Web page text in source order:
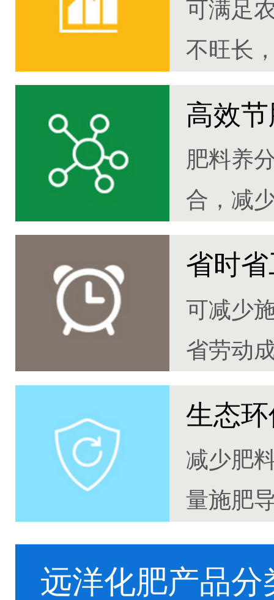
可满足
不旺长
高效
肥料养
合，减
30%
省时
可减少
省劳动
生态
减少肥
量施肥
远洋化肥产品分